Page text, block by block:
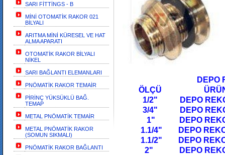
SARI FİTTİNGS - B
MİNİ OTOMATİK RAKOR 021
BİLYALI
ARITMA MİNİ KÜRESEL VE HAT
ALMA APARATI
OTOMATİK RAKOR BİLYALI
NİKEL
SARI BAĞLANTI ELEMANLARI
PNÖMATİK RAKOR TEMAİR
PİRİNÇ YÜKSÜKLÜ BAĞ.
TEMAP
METAL PNÖMATİK TEMAİR
METAL PNÖMATİK RAKOR
(SOMUN SIKMALI)
PNÖMATİK RAKOR BAĞLANTI
DEPO
ÖLÇÜ
1/2"
DEPO
3/4" DEPO
1" DEPO
1.1/4" DEPO
1.1/2" DEPO
2" DEPO